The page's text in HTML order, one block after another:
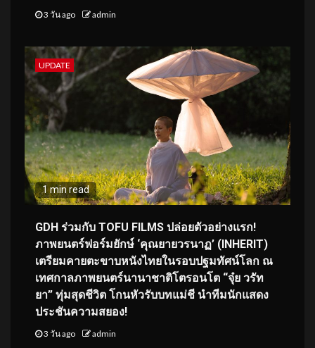
3 วัน ago admin
UPDATE
1 min read
GDH ร่วมกับ TOFU FILMS ปล่อยตัวอย่างแรก!
ภาพยนตร์ฟอร์มยักษ์ ‘คุณยายวรนาฏ’ (INHERIT)
เตรียมคายตะขาบหนังไทยในรอบปฐมทัศน์โลก ณ
เทศกาลภาพยนตร์นานาชาติโตรอนโต “จุ๋ย วรัท
ยา” ทุ่มสุดชีวิต โกนหัวรับบทแม่ชี นำทีมนักแสดง
ประชันความสยอง!
3 วัน ago admin